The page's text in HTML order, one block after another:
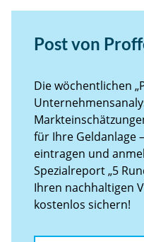
Post von
Die wöchentlichen
für Ihre Geldanlage
eintragen und
Spezialreport „5
Ihren nachhaltigen
kostenlos sichern!